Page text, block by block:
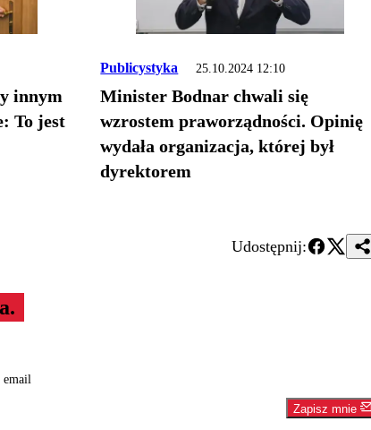
innym
To jest
Publicystyka 25.10.2024 12:10
Minister Bodnar chwali się
wzrostem praworządności. Opinię
wydała organizacja, której był
dyrektorem
Udostępnij:
Zapisz mnie